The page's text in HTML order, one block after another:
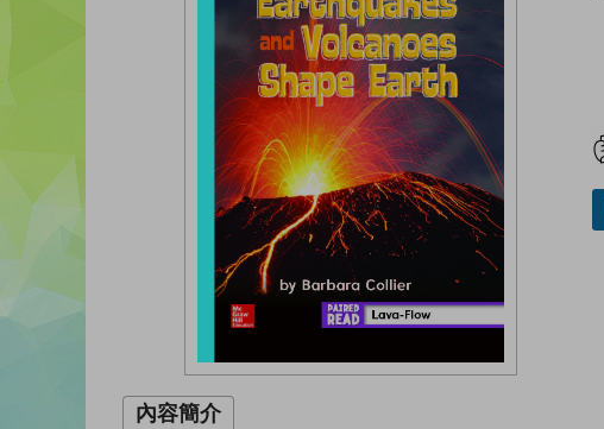
內容簡介